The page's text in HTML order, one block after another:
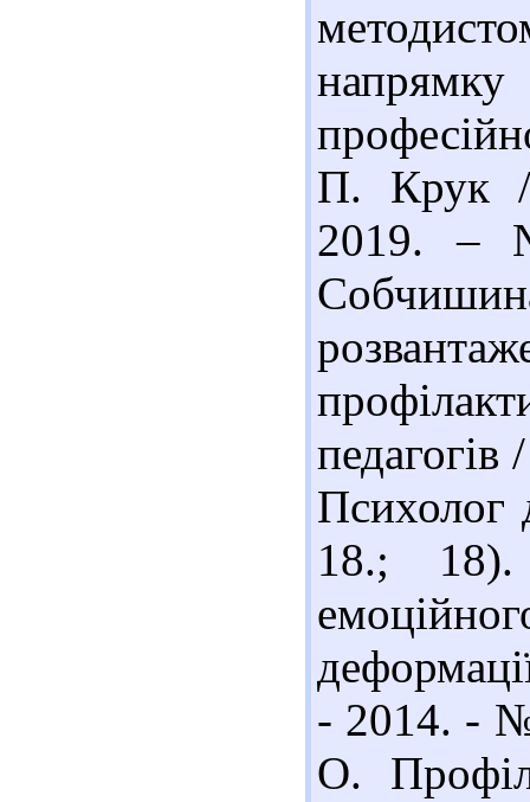
напрямку
П. Крук
2019. –
18.; 18).
- 2014. -
О.